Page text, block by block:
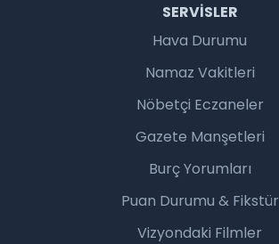
SERVISLER
Hava Durumu
Namaz Vakitleri
Nöbetçi Eczaneler
Gazete Manşetleri
Burç Yorumları
Puan Durumu & Fikstür
Vizyondaki Filmler